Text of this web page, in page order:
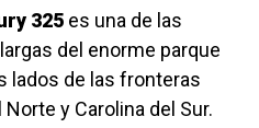
325 es una de las
del enorme parque
lados de las fronteras
y Carolina del Sur.